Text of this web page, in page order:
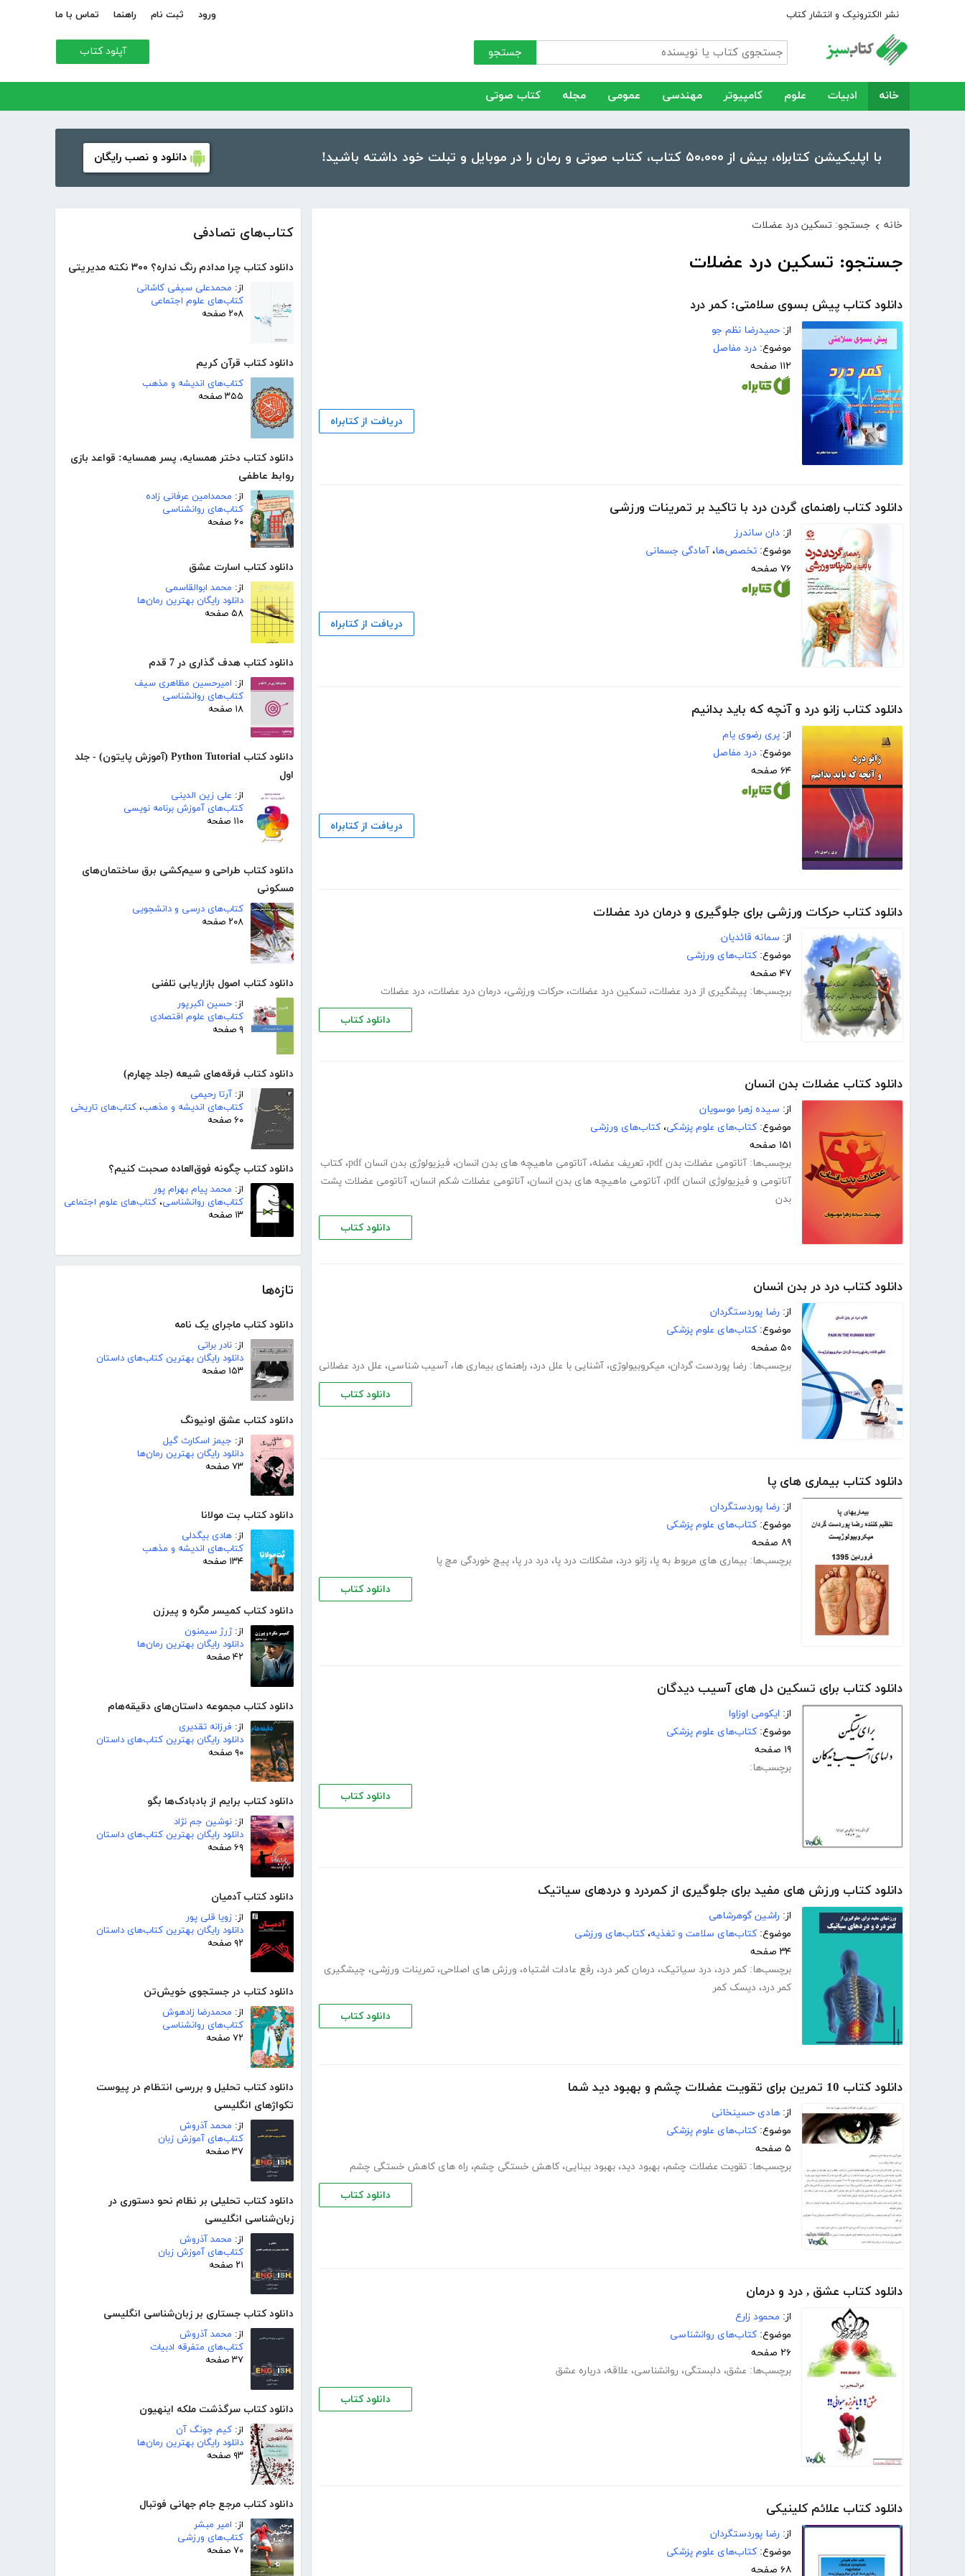
نشر الکترونیک و انتشار کتاب ورود ثبت نام راهنما تماس با ما
جستجو آپلود کتاب
خانه ادبیات علوم کامپیوتر مهندسی عمومی مجله کتاب صوتی
با اپلیکیشن کتابراه، بیش از ۵۰،۰۰۰ کتاب، کتاب صوتی و رمان را در موبایل و تبلت خود داشته باشید! دانلود و نصب رایگان
کتاب‌های تصادفی
دانلود کتاب چرا مدادم رنگ نداره؟ ۳۰۰ نکته مدیریتی
از: محمدعلی سیفی کاشانی
کتاب‌های علوم اجتماعی
۲۰۸ صفحه
دانلود کتاب قرآن کریم
کتاب‌های اندیشه و مذهب
۳۵۵ صفحه
دانلود کتاب دختر همسایه، پسر همسایه: قواعد بازی
روابط عاطفی
از: محمدامین عرفانی زاده
کتاب‌های روانشناسی
۶۰ صفحه
دانلود کتاب اسارت عشق
از: محمد ابوالقاسمی
دانلود رایگان بهترین رمان‌ها
۵۸ صفحه
دانلود کتاب هدف گذاری در 7 قدم
از: امیرحسین مظاهری سیف
کتاب‌های روانشناسی
۱۸ صفحه
دانلود کتاب Python Tutorial (آموزش پایتون) - جلد
اول
از: علی زین الدینی
کتاب‌های آموزش برنامه نویسی
۱۱۰ صفحه
دانلود کتاب طراحی و سیم‌کشی برق ساختمان‌های
مسکونی
کتاب‌های درسی و دانشجویی
۲۰۸ صفحه
دانلود کتاب اصول بازاریابی تلفنی
از: حسین اکبرپور
کتاب‌های علوم اقتصادی
۹ صفحه
دانلود کتاب فرقه‌های شیعه (جلد چهارم)
از: آرتا رحیمی
کتاب‌های اندیشه و مذهب، کتاب‌های تاریخی
۶۰ صفحه
دانلود کتاب چگونه فوق‌العاده صحبت کنیم؟
از: محمد پیام بهرام پور
کتاب‌های روانشناسی، کتاب‌های علوم اجتماعی
۱۳ صفحه
تازه‌ها
دانلود کتاب ماجرای یک نامه
از: نادر براتی
دانلود رایگان بهترین کتاب‌های داستان
۱۵۳ صفحه
دانلود کتاب عشق اونیونگ
از: جیمز اسکارث گیل
دانلود رایگان بهترین رمان‌ها
۷۳ صفحه
دانلود کتاب بت مولانا
از: هادی بیگدلی
کتاب‌های اندیشه و مذهب
۱۳۴ صفحه
دانلود کتاب کمیسر مگره و پیرزن
از:ژرژ سیمنون
دانلود رایگان بهترین رمان‌ها
۴۲ صفحه
دانلود کتاب مجموعه داستان‌های دقیقه‌هام
از: فرزانه تقدیری
دانلود رایگان بهترین کتاب‌های داستان
۹۰ صفحه
دانلود کتاب برایم از بادبادک‌ها بگو
از: نوشین جم نژاد
دانلود رایگان بهترین کتاب‌های داستان
۶۹ صفحه
دانلود کتاب آدمیان
از: زویا قلی پور
دانلود رایگان بهترین کتاب‌های داستان
۹۲ صفحه
دانلود کتاب در جستجوی خویش‌تن
از: محمدرضا زادهوش
کتاب‌های روانشناسی
۷۲ صفحه
دانلود کتاب تحلیل و بررسی انتظام در پیوست
تکواژهای انگلیسی
از: محمد آذروش
کتاب‌های آموزش زبان
۳۷ صفحه
دانلود کتاب تحلیلی بر نظام نحو دستوری در
زبان‌شناسی انگلیسی
از: محمد آذروش
کتاب‌های آموزش زبان
۲۱ صفحه
دانلود کتاب جستاری بر زبان‌شناسی انگلیسی
از: محمد آذروش
کتاب‌های متفرقه ادبیات
۳۷ صفحه
دانلود کتاب سرگذشت ملکه اینهیون
از: کیم جونگ آن
دانلود رایگان بهترین رمان‌ها
۹۳ صفحه
دانلود کتاب مرجع جام جهانی فوتبال
از: امیر مبشر
کتاب‌های ورزشی
۷۰ صفحه
خانه › جستجو: تسکین درد عضلات
جستجو: تسکین درد عضلات
دانلود کتاب پیش بسوی سلامتی: کمر درد
از: حمیدرضا نظم جو
موضوع: درد مفاصل
۱۱۲ صفحه
دریافت از کتابراه
دانلود کتاب راهنمای گردن درد با تاکید بر تمرینات ورزشی
از: دان ساندرز
موضوع: تخصص‌ها، آمادگی جسمانی
۷۶ صفحه
دریافت از کتابراه
دانلود کتاب زانو درد و آنچه که باید بدانیم
از: پری رضوی یام
موضوع: درد مفاصل
۶۴ صفحه
دریافت از کتابراه
دانلود کتاب حرکات ورزشی برای جلوگیری و درمان درد عضلات
از: سمانه قائدیان
موضوع: کتاب‌های ورزشی
۴۷ صفحه
برچسب‌ها: پیشگیری از درد عضلات، تسکین درد عضلات، حرکات ورزشی، درمان درد عضلات، درد عضلات
دانلود کتاب
دانلود کتاب عضلات بدن انسان
از: سیده زهرا موسویان
موضوع: کتاب‌های علوم پزشکی، کتاب‌های ورزشی
۱۵۱ صفحه
برچسب‌ها: آناتومی عضلات بدن pdf ، تعریف عضله، آناتومی ماهیچه های بدن انسان، فیزیولوژی بدن انسان pdf ، کتاب
آناتومی و فیزیولوژی انسان pdf
، آناتومی ماهیچه های بدن انسان، آناتومی عضلات شکم انسان، آناتومی عضلات پشت
بدن
دانلود کتاب
دانلود کتاب درد در بدن انسان
از: رضا پوردستگردان
موضوع: کتاب‌های علوم پزشکی
۵۰ صفحه
برچسب‌ها: رضا پوردست گردان، میکروبیولوژی، آشنایی با علل درد، راهنمای بیماری ها، آسیب شناسی، علل درد عضلانی
دانلود کتاب
دانلود کتاب بیماری های پا
از: رضا پوردستگردان
موضوع: کتاب‌های علوم پزشکی
۸۹ صفحه
برچسب‌ها: بیماری های مربوط به پا، زانو درد، مشکلات درد پا، درد در پا، پیچ خوردگی مچ پا
دانلود کتاب
دانلود کتاب برای تسکین دل های آسیب دیدگان
از: ایکومی اوزاوا
موضوع: کتاب‌های علوم پزشکی
۱۹ صفحه
برچسب‌ها:
دانلود کتاب
دانلود کتاب ورزش های مفید برای جلوگیری از کمردرد و دردهای سیاتیک
از: راشین گوهرشاهی
موضوع: کتاب‌های سلامت و تغذیه، کتاب‌های ورزشی
۳۴ صفحه
برچسب‌ها: کمر درد، درد سیاتیک، درمان کمر درد، رفع عادات اشتباه، ورزش های اصلاحی، تمرینات ورزشی، چیشگیری
کمر درد، دیسک کمر
دانلود کتاب
دانلود کتاب 10 تمرین برای تقویت عضلات چشم و بهبود دید شما
از: هادی حسینخانی
موضوع: کتاب‌های علوم پزشکی
۵ صفحه
برچسب‌ها: تقویت عضلات چشم، بهبود دید، بهبود بینایی، کاهش خستگی چشم، راه های کاهش خستگی چشم
دانلود کتاب
دانلود کتاب عشق , درد و درمان
از: محمود زارع
موضوع: کتاب‌های روانشناسی
۲۶ صفحه
برچسب‌ها: عشق، دلبستگی، روانشناسی، علاقه، درباره عشق
دانلود کتاب
دانلود کتاب علائم کلینیکی
از: رضا پوردستگردان
موضوع: کتاب‌های علوم پزشکی
۶۸ صفحه